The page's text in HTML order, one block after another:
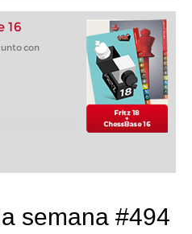
16
con
semana #494